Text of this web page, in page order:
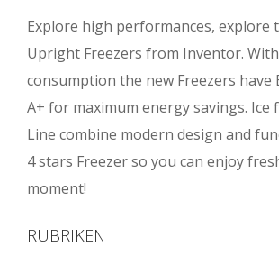
Explore high performances, explore
Upright Freezers from Inventor.
consumption the new Freezers have
A+ for maximum energy savings. Ice
Line combine modern design and
4 stars Freezer so you can enjoy
moment!
RUBRIKEN